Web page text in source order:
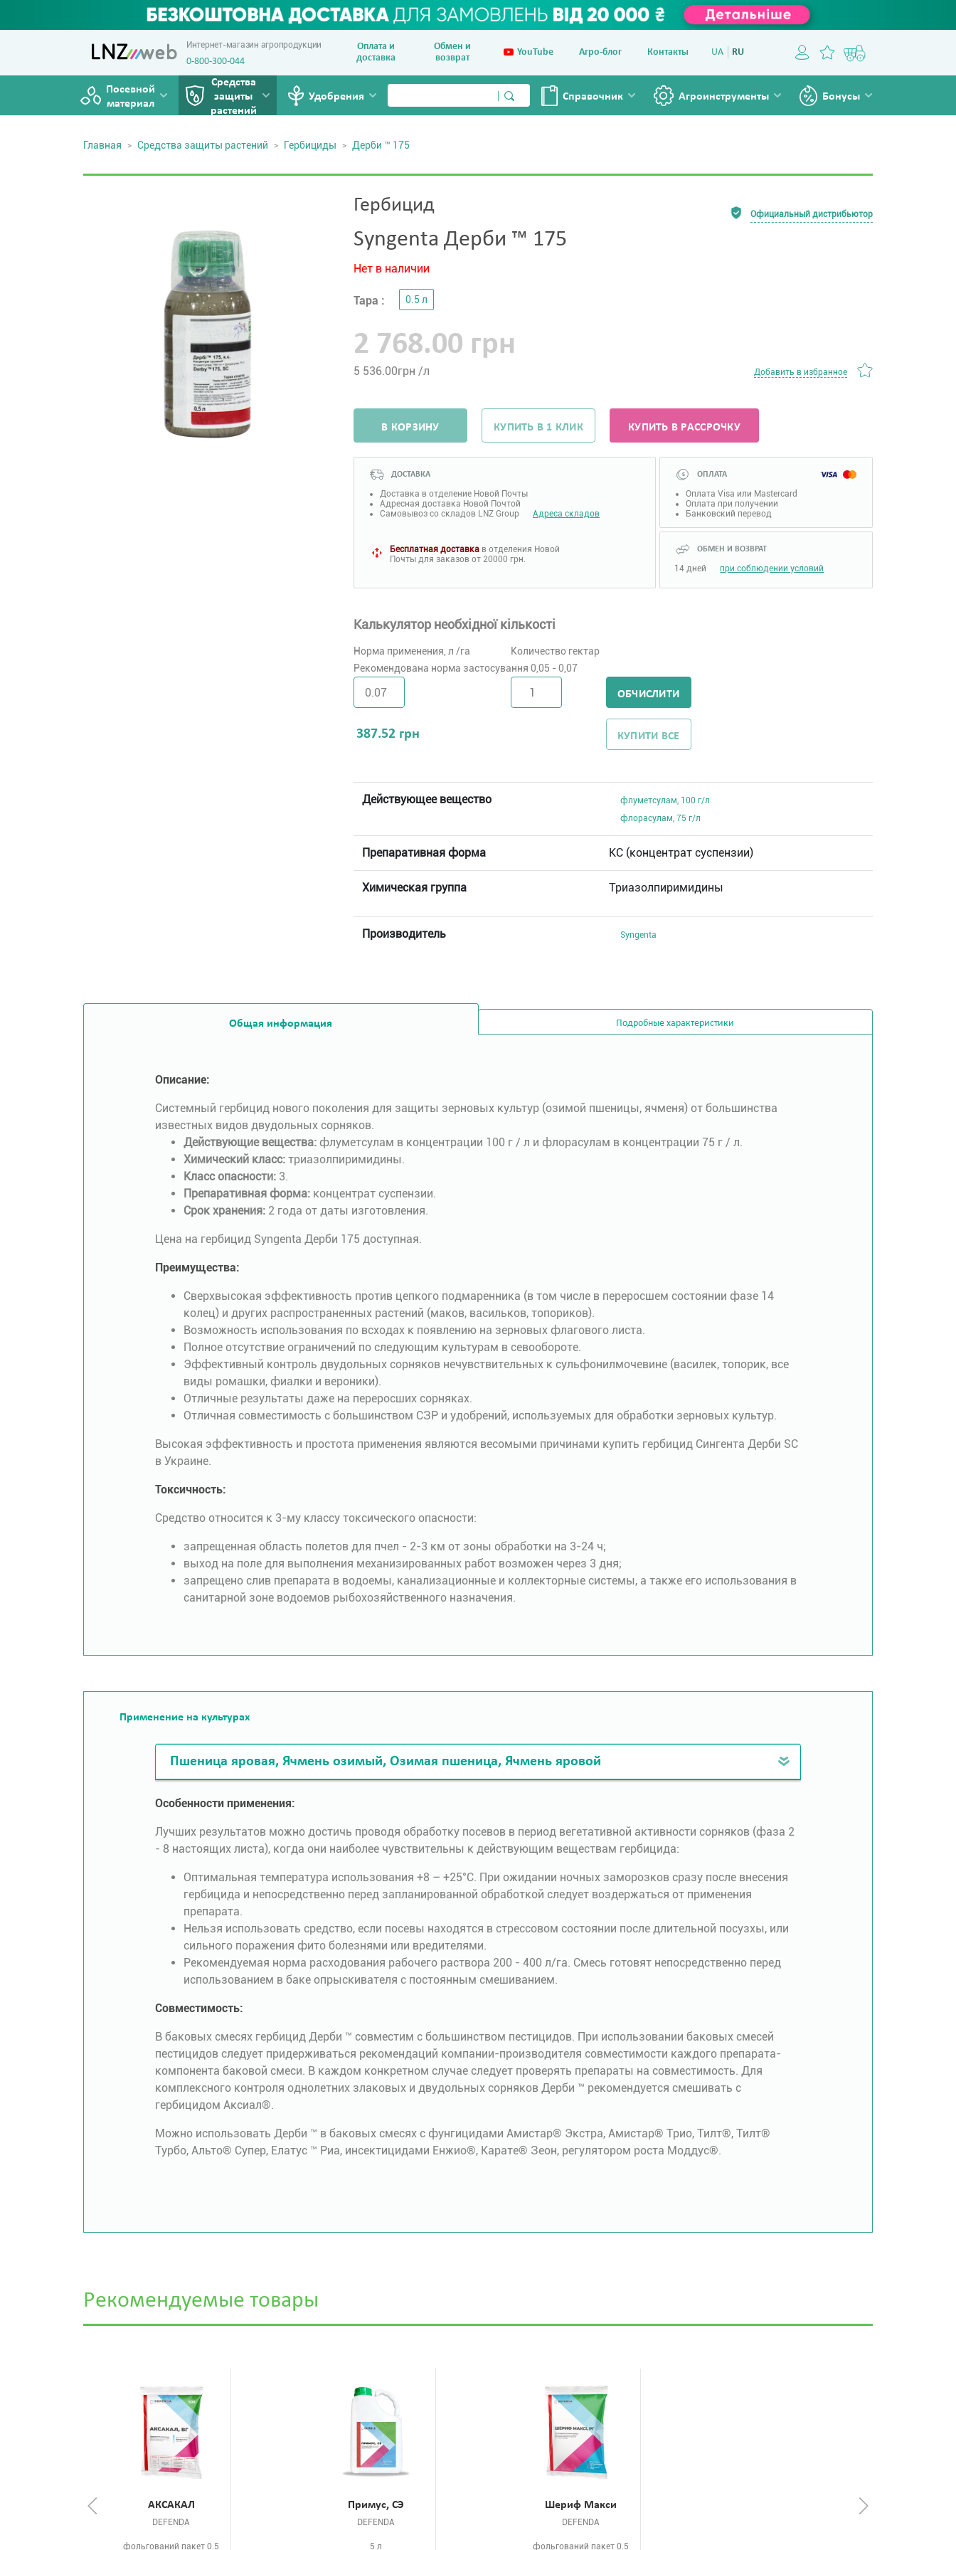
Интернет-магазин агропродукции
0-800-300-044
Оплата и
доставка
Обмен и
возврат
YouTube Агро-блог Контакты UA RU
Посевной
материал
Средства
защиты
растений
Удобрения Справочник Агроинструменты Бонусы
Главная Средства защиты растений Гербициды Дерби ™ 175
Официальный дистрибьютор
Гербицид
Syngenta Дерби ™ 175
Нет в наличии
Тара : 0.5 л
2 768.00 грн
5 536.00грн /л Добавить в избранное
В КОРЗИНУ КУПИТЬ В 1 КЛИК КУПИТЬ В РАССРОЧКУ
ДОСТАВКА
Доставка в отделение Новой Почты
Адресная доставка Новой Почтой
Самовывоз со складов LNZ Group
Адреса складов
Бесплатная доставка в отделения Новой
Почты для заказов от 20000 грн.
ОПЛАТА
Оплата Visa или Mastercard
Оплата при получении
Банковский перевод
ОБМЕН И ВОЗВРАТ
14 дней при соблюдении условий
Калькулятор необхідної кількості
Норма применения, л /га
Количество гектар
Рекомендована норма застосування 0,05 - 0,07
ОБЧИСЛИТИ
387.52 грн КУПИТИ ВСЕ
Действующее вещество
флуметсулам, 100 г/л
флорасулам, 75 г/л
Препаративная форма КC (концентрат суспензии)
Химическая группа Триазолпиримидины
Производитель Syngenta
Общая информация Подробные характеристики
Описание:
Системный гербицид нового поколения для защиты зерновых культур (озимой пшеницы, ячменя) от большинства
известных видов двудольных сорняков.
Действующие вещества: флуметсулам в концентрации 100 г / л и флорасулам в концентрации 75 г / л.
Химический класс: триазолпиримидины.
Класс опасности: 3.
Препаративная форма: концентрат суспензии.
Срок хранения: 2 года от даты изготовления.
Цена на гербицид Syngenta Дерби 175 доступная.
Преимущества:
Сверхвысокая эффективность против цепкого подмаренника (в том числе в переросшем состоянии фазе 14
колец) и других распространенных растений (маков, васильков, топориков).
Возможность использования по всходах к появлению на зерновых флагового листа.
Полное отсутствие ограничений по следующим культурам в севообороте.
Эффективный контроль двудольных сорняков нечувствительных к сульфонилмочевине (василек, топорик, все
виды ромашки, фиалки и вероники).
Отличные результаты даже на переросших сорняках.
Отличная совместимость с большинством СЗР ​​и удобрений, используемых для обработки зерновых культур.
Высокая эффективность и простота применения являются весомыми причинами купить гербицид Сингента Дерби SC
в Украине.
Токсичность:
Средство относится к 3-му классу токсического опасности:
запрещенная область полетов для пчел - 2-3 км от зоны обработки на 3-24 ч;
выход на поле для выполнения механизированных работ возможен через 3 дня;
запрещено слив препарата в водоемы, канализационные и коллекторные системы, а также его использования в
санитарной зоне водоемов рыбохозяйственного назначения.
Применение на культурах
Пшеница яровая, Ячмень озимый, Озимая пшеница, Ячмень яровой
Особенности применения:
Лучших результатов можно достичь проводя обработку посевов в период вегетативной активности сорняков (фаза 2
- 8 настоящих листа), когда они наиболее чувствительны к действующим веществам гербицида:
Оптимальная температура использования +8 – +25°С. При ожидании ночных заморозков сразу после внесения
гербицида и непосредственно перед запланированной обработкой следует воздержаться от применения
препарата.
Нельзя использовать средство, если посевы находятся в стрессовом состоянии после длительной посузхы, или
сильного поражения фито болезнями или вредителями.
Рекомендуемая норма расходования рабочего раствора 200 - 400 л/га. Смесь готовят непосредственно перед
использованием в баке опрыскивателя с постоянным смешиванием.
Совместимость:
В баковых смесях гербицид Дерби ™ совместим с большинством пестицидов. При использовании баковых смесей
пестицидов следует придерживаться рекомендаций компании-производителя совместимости каждого препарата-
компонента баковой смеси. В каждом конкретном случае следует проверять препараты на совместимость. Для
комплексного контроля однолетних злаковых и двудольных сорняков Дерби ™ рекомендуется смешивать с
гербицидом Аксиал®.
Можно использовать Дерби ™ в баковых смесях с фунгицидами Амистар® Экстра, Амистар® Трио, Тилт®, Тилт®
Турбо, Альто® Супер, Елатус ™ Риа, инсектицидами Енжио®, Карате® Зеон, регулятором роста Моддус®.
Рекомендуемые товары
АКСАКАЛ
DEFENDA
фольгований пакет 0.5
Примус, СЭ
DEFENDA
5 л
Шериф Макси
DEFENDA
фольгований пакет 0.5